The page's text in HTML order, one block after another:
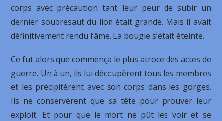
corps avec précaution tant leur peur de subir un
dernier soubresaut du lion était grande. Mais il avait
définitivement rendu l’âme. La bougie s’était éteinte.
Ce fut alors que commença le plus atroce des actes de
guerre. Un à un, ils lui découpèrent tous les membres
et les précipitèrent avec son corps dans les gorges.
Ils ne conservèrent que sa tête pour prouver leur
exploit. Et pour que le mort ne pût les voir et se